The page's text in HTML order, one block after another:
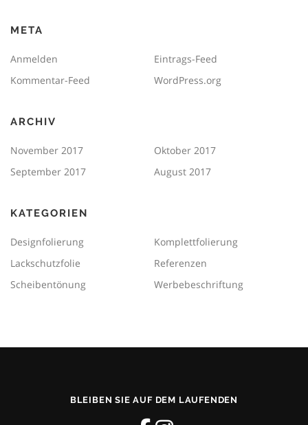
META
Anmelden
Eintrags-Feed
Kommentar-Feed
WordPress.org
ARCHIV
November 2017
Oktober 2017
September 2017
August 2017
KATEGORIEN
Designfolierung
Komplettfolierung
Lackschutzfolie
Referenzen
Scheibentönung
Werbebeschriftung
BLEIBEN SIE AUF DEM LAUFENDEN